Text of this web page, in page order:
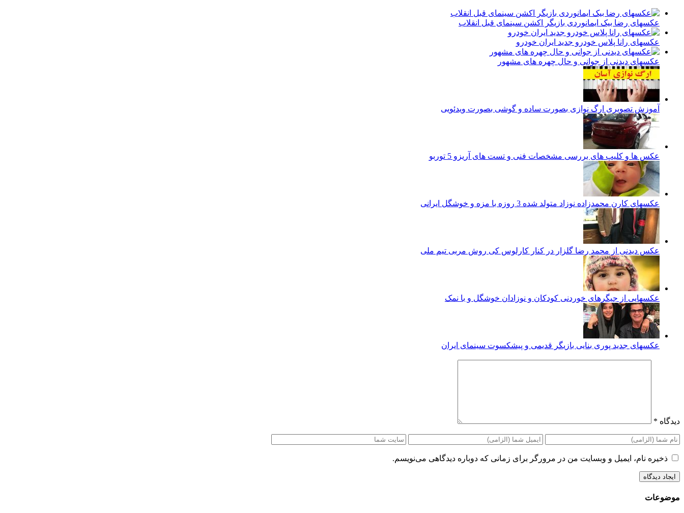
عکسهای رضا بیک ایمانوردی بازیگر اکشن سینمای قبل انقلاب
عکسهای رانا پلاس خودرو جدید ایران خودرو
عکسهای دیدنی از جوانی و حال چهره های مشهور
آموزش تصویری ارگ نوازی بصورت ساده و گوشی بصورت ویدئویی
عکس ها و کلیپ های بررسی مشخصات فنی و تست های آریزو 5 توربو
عکسهای کارن محمدزاده نوزاد متولد شده 3 روزه با مزه و خوشگل ایرانی
عکس دیدنی از محمد رضا گلزار در کنار کارلوس کی روش مربی تیم ملی
عکسهایی از جیگرهای خوردنی کودکان و نوزادان خوشگل و با نمک
عکسهای جدید پوری بنایی بازیگر قدیمی و پیشکسوت سینمای ایران
دیدگاه *
ذخیره نام، ایمیل و وبسایت من در مرورگر برای زمانی که دوباره دیدگاهی می‌نویسم.
موضوعات